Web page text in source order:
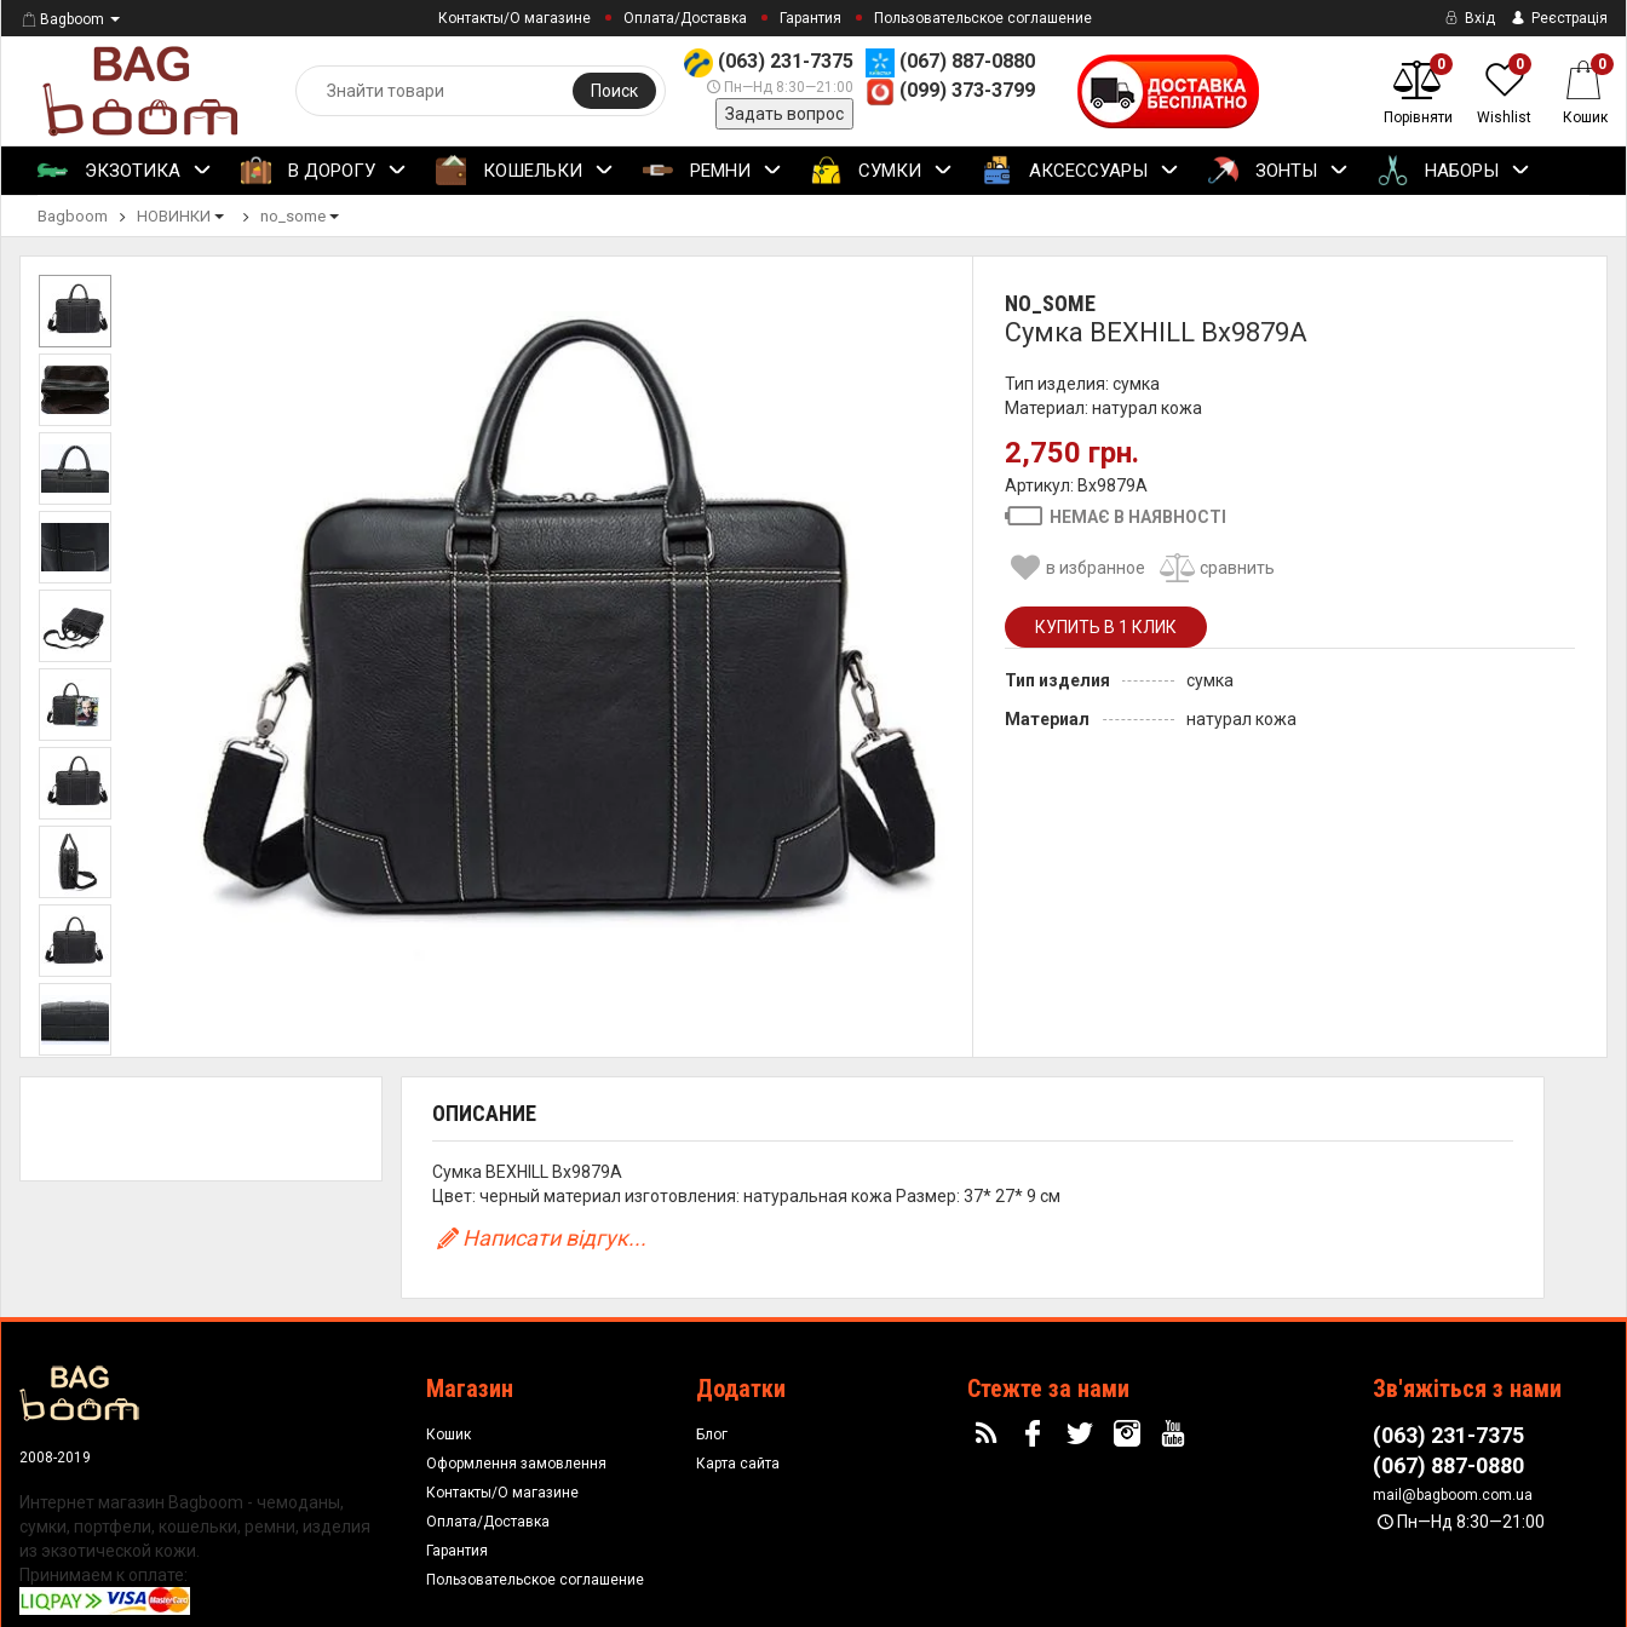
Bagboom Контакты/О магазине Оплата/Доставка Гарантия Пользовательское соглашение Вхід Реєстрація
(063) 231-7375
Пн—Нд 8:30—21:00
Задать вопрос
(067) 887-0880
(099) 373-3799
Поиск
0
Порівняти
0
Wishlist
0
Кошик
ЭКЗОТИКА В ДОРОГУ КОШЕЛЬКИ РЕМНИ СУМКИ АКСЕССУАРЫ ЗОНТЫ НАБОРЫ
Bagboom НОВИНКИ no_some
NO_SOME
Cумка BEXHILL Bx9879A
Тип изделия: сумка
Материал: натурал кожа
2,750 грн.
Артикул: Bx9879A
НЕМАЄ В НАЯВНОСТІ
в избранное сравнить
Тип изделия
сумка
Материал
натурал кожа
ОПИСАНИЕ
Cумка BEXHILL Bx9879A
Цвет: черный материал изготовления: натуральная кожа Размер: 37* 27* 9 см
Написати відгук...
2008-2019
Интернет магазин Bagboom - чемоданы,
сумки, портфели, кошельки, ремни, изделия
из экзотической кожи.
Принимаем к оплате:
Магазин
Кошик
Оформлення замовлення
Контакты/О магазине
Оплата/Доставка
Гарантия
Пользовательское соглашение
Додатки
Блог
Карта сайта
Стежте за нами Зв'яжіться з нами
(063) 231-7375
(067) 887-0880
mail@bagboom.com.ua
Пн—Нд 8:30—21:00